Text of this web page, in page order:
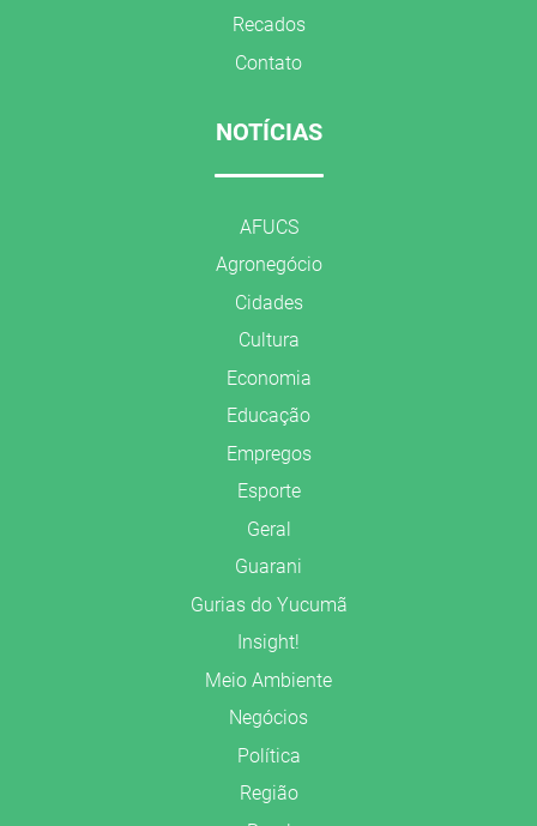
Recados
Contato
NOTÍCIAS
AFUCS
Agronegócio
Cidades
Cultura
Economia
Educação
Empregos
Esporte
Geral
Guarani
Gurias do Yucumã
Insight!
Meio Ambiente
Negócios
Política
Região